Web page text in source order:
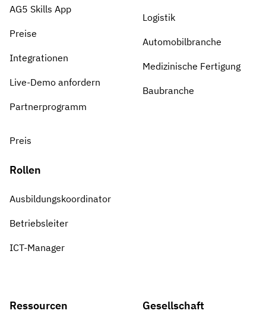
AG5 Skills App
Preise
Integrationen
Live-Demo anfordern
Partnerprogramm
Preis
Rollen
Ausbildungskoordinator
Betriebsleiter
ICT-Manager
Logistik
Automobilbranche
Medizinische Fertigung
Baubranche
Ressourcen Gesellschaft